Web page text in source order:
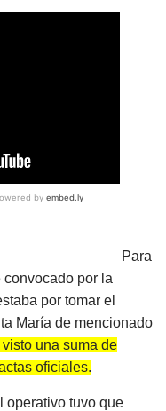
Para
por la
por tomar el
María de mencionado
una suma de
oficiales.
operativo tuvo que